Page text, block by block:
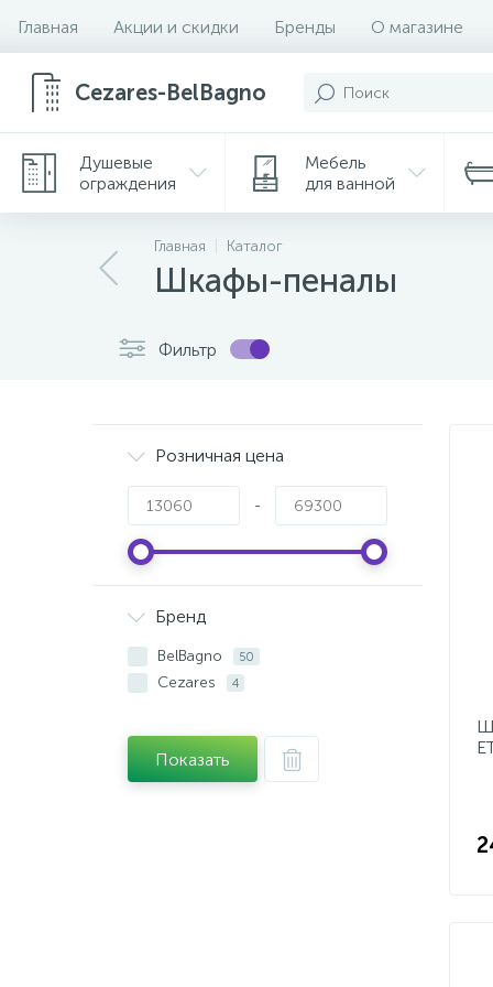
Главная Акции и скидки Бренды О магазине
Cezares-BelBagno
Душевые
ограждения
Мебель
для ванной
Главная Каталог
Шкафы-пеналы
Фильтр
Розничная цена
-
Бренд
BelBagno 50
Cezares 4
Показать